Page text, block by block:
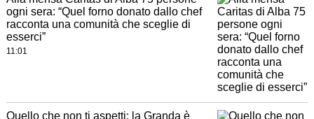
ogni sera: “Quel forno donato dallo chef
racconta una comunità che sceglie di
esserci”
11:01
Quello che non ti aspetti: la Granda è